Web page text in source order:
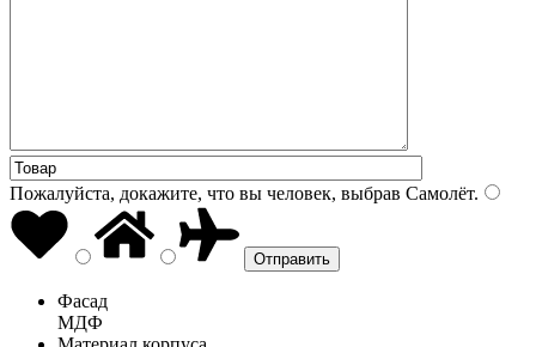
Пожалуйста, докажите, что вы человек, выбрав Самолёт.
Фасад
МДФ